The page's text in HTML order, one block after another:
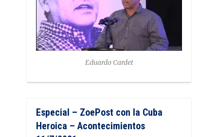
Eduardo Cardet
Especial – ZoePost con la Cuba
Heroica – Acontecimientos